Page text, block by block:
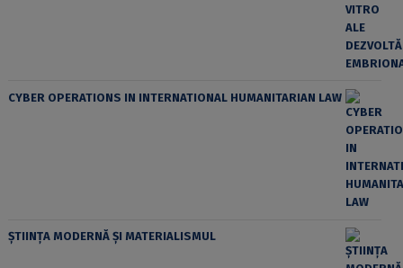
CYBER OPERATIONS IN INTERNATIONAL HUMANITARIAN LAW
ȘTIINȚA MODERNĂ ȘI MATERIALISMUL